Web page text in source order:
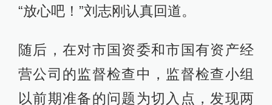
“放心吧！”刘志刚认真回道。
随后，在对市国资委和市国有资产经
营公司的监督检查中，监督检查小组
以前期准备的问题为切入点，发现两